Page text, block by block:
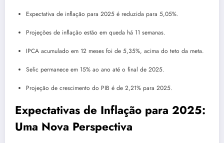
Expectativa de inflação para 2025 é reduzida para 5,05%.
Projeções de inflação estão em queda há 11 semanas.
IPCA acumulado em 12 meses foi de 5,35%, acima do teto da meta.
Selic permanece em 15% ao ano até o final de 2025.
Projeção de crescimento do PIB é de 2,21% para 2025.
Expectativas de Inflação para 2025:
Uma Nova Perspectiva